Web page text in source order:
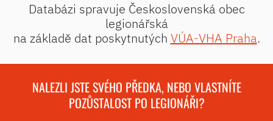
Databázi spravuje Československá obec
legionářská
na základě dat poskytnutých VÚA-VHA Praha.
NALEZLI JSTE SVÉHO PŘEDKA, NEBO VLASTNÍTE
POZŮSTALOST PO LEGIONÁŘI?